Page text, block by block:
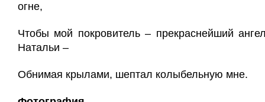
огне,
Чтобы мой покровитель – прекраснейший
Натальи –
Обнимая крылами, шептал колыбельную мне.